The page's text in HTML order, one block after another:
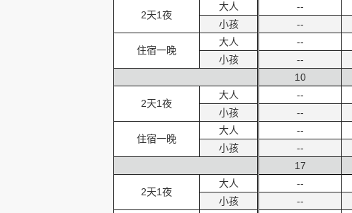
2天1夜
大人
小孩
住宿一晚
大人
小孩
2天1夜
大人
小孩
住宿一晚
大人
小孩
2天1夜
大人
小孩
--
--
--
--
10
--
--
--
--
17
--
--